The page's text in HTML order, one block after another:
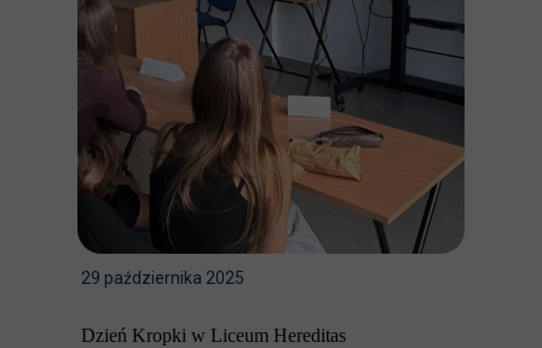
29 października 2025
Dzień Kropki w Liceum Hereditas